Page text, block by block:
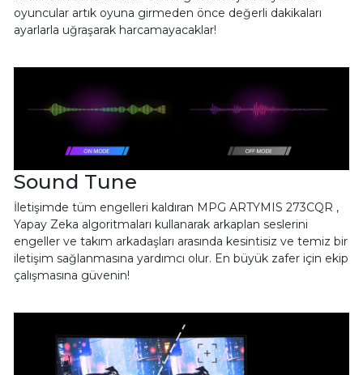
oyuncular artık oyuna girmeden önce değerli dakikaları
ayarlarla uğraşarak harcamayacaklar!
Sound Tune
İletişimde tüm engelleri kaldıran MPG ARTYMIS 273CQR ,
Yapay Zeka algoritmaları kullanarak arkaplan seslerini
engeller ve takım arkadaşları arasında kesintisiz ve temiz bir
iletişim sağlanmasına yardımcı olur. En büyük zafer için ekip
çalışmasına güvenin!